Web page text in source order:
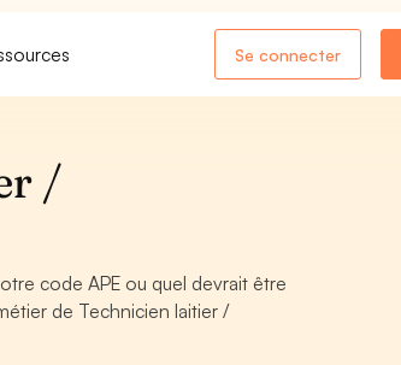
Se connecter
/
code APE ou quel devrait être
de Technicien laitier /